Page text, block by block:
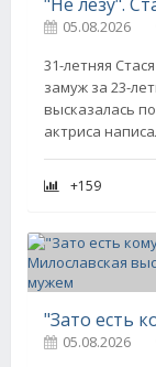
05.08.2026
31-летняя
замуж за 23-
высказалась
актриса
+159
05.08.2026